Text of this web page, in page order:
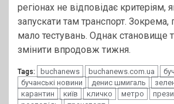
регіонах не відповідає критеріям,
запускати там транспорт. Зокрема,
мало тестувань. Однак становище
змінити впродовж тижня.
Tags: buchanews buchanews.com.ua
бучанські новини
денис шмигаль
карантин
київ кличко метро